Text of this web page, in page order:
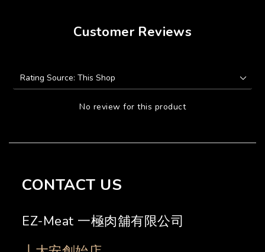
Customer Reviews
No review for this product
CONTACT US
EZ-Meat 一極肉舖有限公司